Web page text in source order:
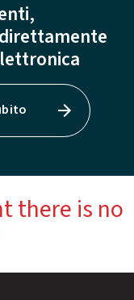
there is no